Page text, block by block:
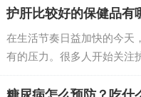
做出明智之选。…
护肝比较好的保健品有
在生活节奏日益加快的今天
有的压力。很多人开始关注
品，究竟哪些才是真正值